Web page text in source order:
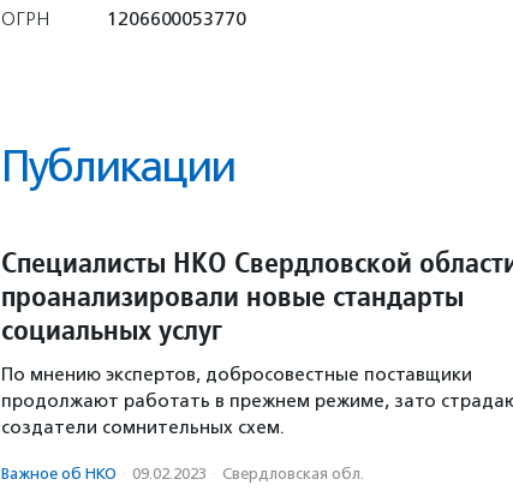
ОГРН
1206600053770
Публикации
Специалисты НКО Свердловской
проанализировали новые стандарты
социальных услуг
По мнению экспертов, добросовестные поставщики
продолжают работать в прежнем режиме, зато
создатели сомнительных схем.
Важное об НКО · 09.02.2023 · Свердловская обл.